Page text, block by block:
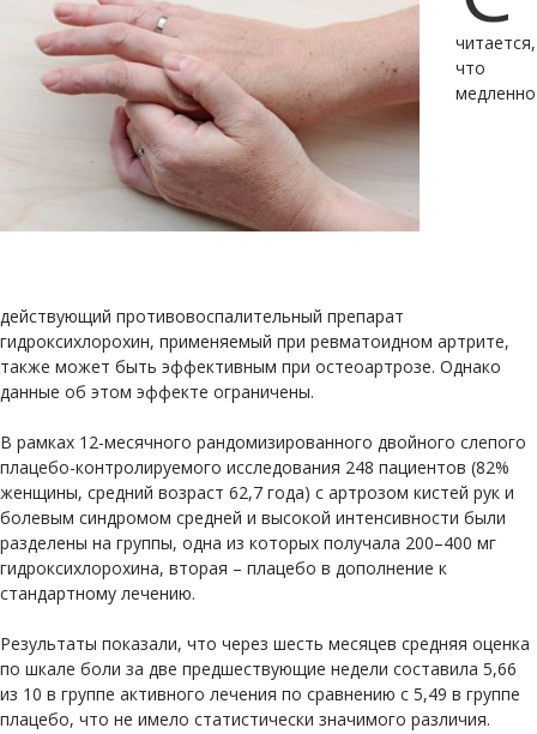
читается,
что
медленно
действующий противовоспалительный препарат
гидроксихлорохин, применяемый при ревматоидном артрите,
также может быть эффективным при остеоартрозе. Однако
данные об этом эффекте ограничены.
В рамках 12-месячного рандомизированного двойного слепого
плацебо-контролируемого исследования 248 пациентов (82%
женщины, средний возраст 62,7 года) с артрозом кистей рук и
болевым синдромом средней и высокой интенсивности были
разделены на группы, одна из которых получала 200–400 мг
гидроксихлорохина, вторая – плацебо в дополнение к
стандартному лечению.
Результаты показали, что через шесть месяцев средняя оценка
по шкале боли за две предшествующие недели составила 5,66
из 10 в группе активного лечения по сравнению с 5,49 в группе
плацебо, что не имело статистически значимого различия.